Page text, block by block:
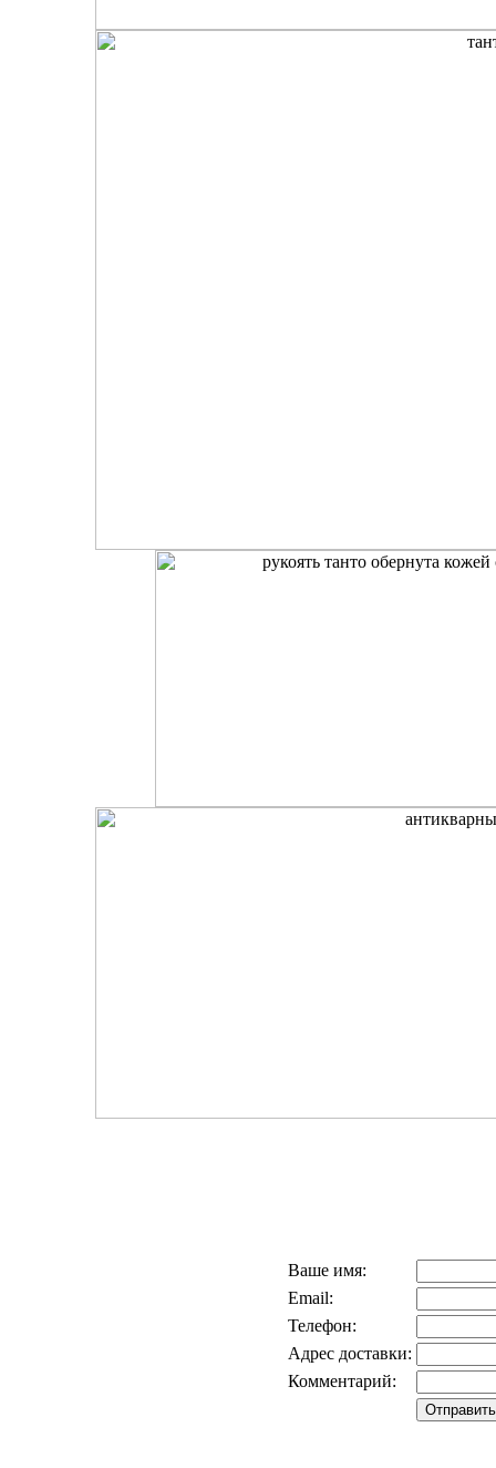
Ваше имя:
Email:
Телефон:
Адрес доставки:
Комментарий: